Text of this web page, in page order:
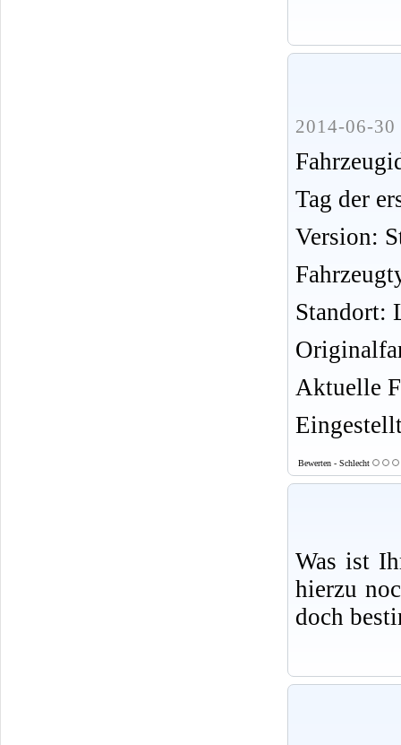
2014-06-30
Tag der
Version:
Standort:
Aktuelle
Bewerten - Schlecht
Was ist
hierzu
doch